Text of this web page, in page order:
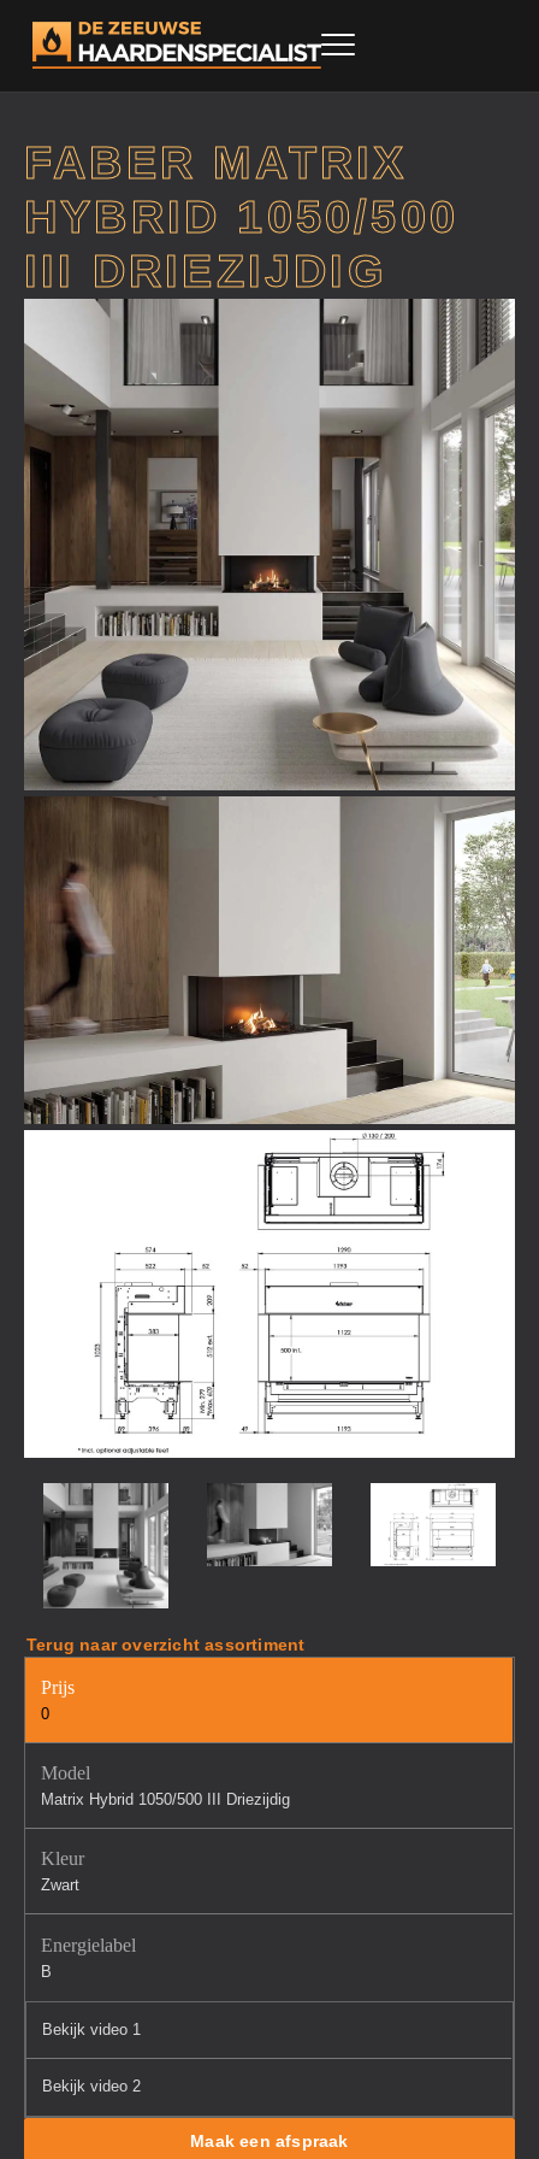
FABER MATRIX
HYBRID 1050/500
III DRIEZIJDIG
Terug naar overzicht assortiment
Prijs
0
Model
Matrix Hybrid 1050/500 III Driezijdig
Kleur
Zwart
Energielabel
B
Bekijk video 1
Bekijk video 2
Maak een afspraak